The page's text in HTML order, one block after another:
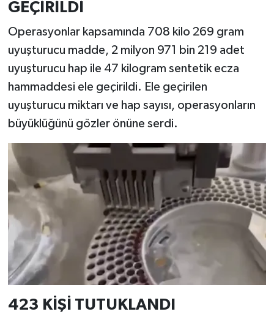
GEÇİRİLDİ
Operasyonlar kapsamında 708 kilo 269 gram
uyuşturucu madde, 2 milyon 971 bin 219 adet
uyuşturucu hap ile 47 kilogram sentetik ecza
hammaddesi ele geçirildi. Ele geçirilen
uyuşturucu miktarı ve hap sayısı, operasyonların
büyüklüğünü gözler önüne serdi.
423 KİŞİ TUTUKLANDI